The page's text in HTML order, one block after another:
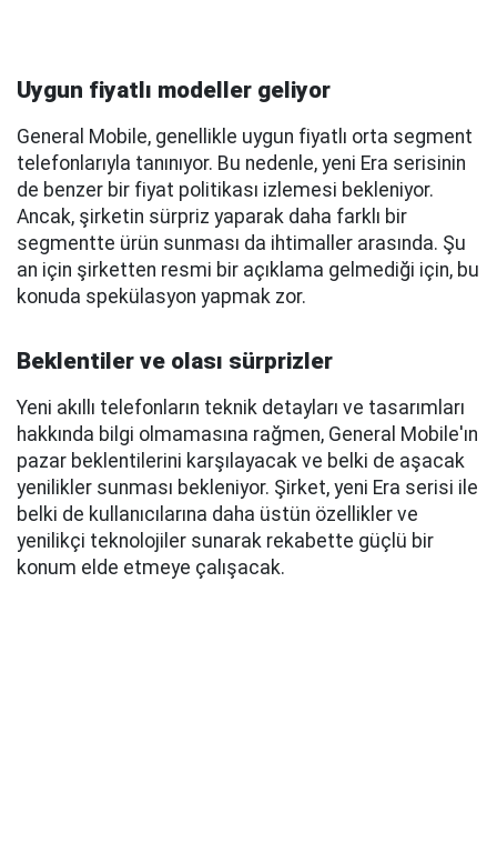
Uygun fiyatlı modeller geliyor
General Mobile, genellikle uygun fiyatlı orta segment
telefonlarıyla tanınıyor. Bu nedenle, yeni Era serisinin
de benzer bir fiyat politikası izlemesi bekleniyor.
Ancak, şirketin sürpriz yaparak daha farklı bir
segmentte ürün sunması da ihtimaller arasında. Şu
an için şirketten resmi bir açıklama gelmediği için, bu
konuda spekülasyon yapmak zor.
Beklentiler ve olası sürprizler
Yeni akıllı telefonların teknik detayları ve tasarımları
hakkında bilgi olmamasına rağmen, General Mobile'ın
pazar beklentilerini karşılayacak ve belki de aşacak
yenilikler sunması bekleniyor. Şirket, yeni Era serisi ile
belki de kullanıcılarına daha üstün özellikler ve
yenilikçi teknolojiler sunarak rekabette güçlü bir
konum elde etmeye çalışacak.